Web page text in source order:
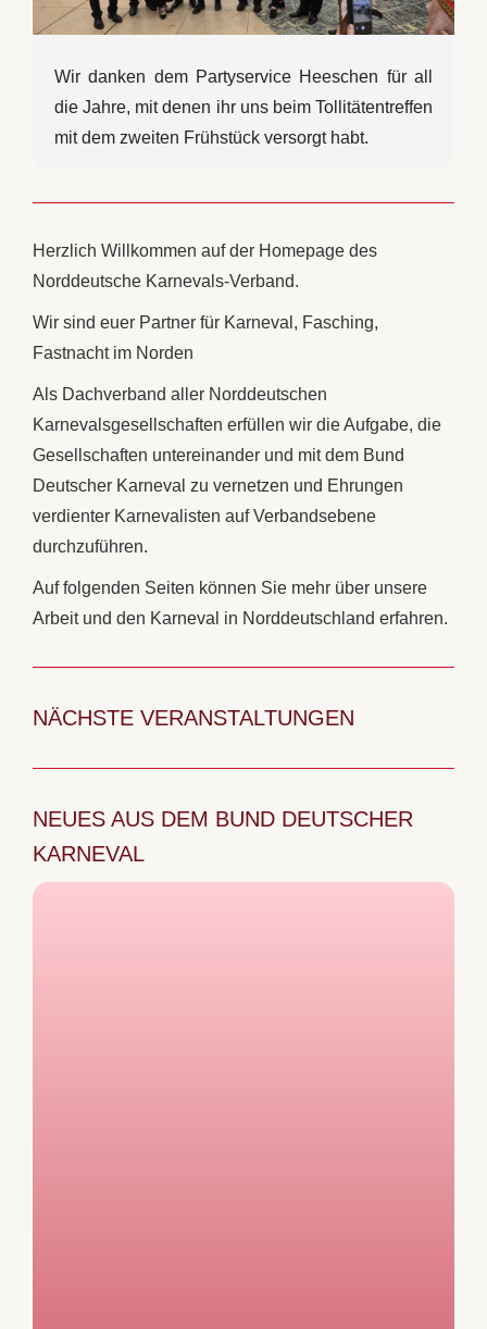
Wir danken dem Partyservice Heeschen für all
die Jahre, mit denen ihr uns beim Tollitätentreffen
mit dem zweiten Frühstück versorgt habt.
Herzlich Willkommen auf der Homepage des
Norddeutsche Karnevals-Verband.
Wir sind euer Partner für Karneval, Fasching,
Fastnacht im Norden
Als Dachverband aller Norddeutschen
Karnevalsgesellschaften erfüllen wir die Aufgabe, die
Gesellschaften untereinander und mit dem Bund
Deutscher Karneval zu vernetzen und Ehrungen
verdienter Karnevalisten auf Verbandsebene
durchzuführen.
Auf folgenden Seiten können Sie mehr über unsere
Arbeit und den Karneval in Norddeutschland erfahren.
NÄCHSTE VERANSTALTUNGEN
NEUES AUS DEM BUND DEUTSCHER
KARNEVAL